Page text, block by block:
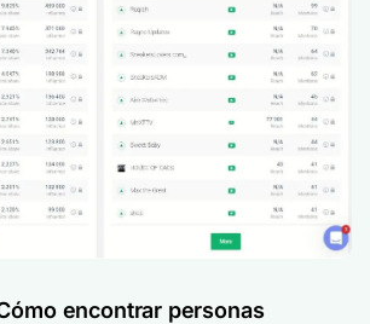
encontrar personas